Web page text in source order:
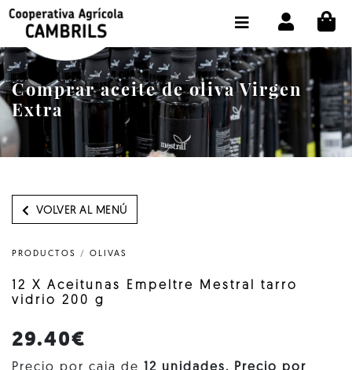
Comprar aceite de oliva Virgen
Extra
VOLVER AL MENÚ
PRODUCTOS / OLIVAS
12 X Aceitunas Empeltre Mestral tarro
vidrio 200 g
29.40€
Precio por caja de
12 unidades. Precio por
TIENDA COMPRA ONLINE
LA COOPERATIVA
OLEOTOUR
PRODUCTOS
NUESTRO ACEITE
SELECCIONAR IDIOMA :